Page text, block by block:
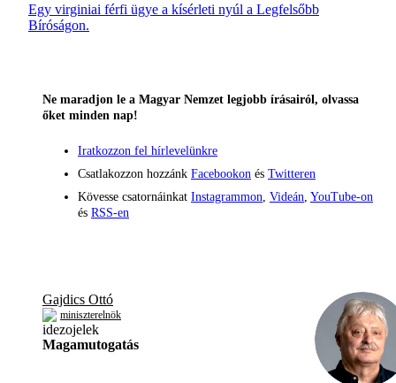
Egy virginiai férfi ügye a kísérleti nyúl a Legfelsőbb
Bíróságon.
Ne maradjon le a Magyar Nemzet legjobb írásairól, olvassa
őket minden nap!
Iratkozzon fel hírlevelünkre
Csatlakozzon hozzánk Facebookon és Twitteren
Kövesse csatornáinkat Instagrammon Videán YouTube-on
és RSS-en
Gajdics Ottó
miniszterelnök
Magamutogatás